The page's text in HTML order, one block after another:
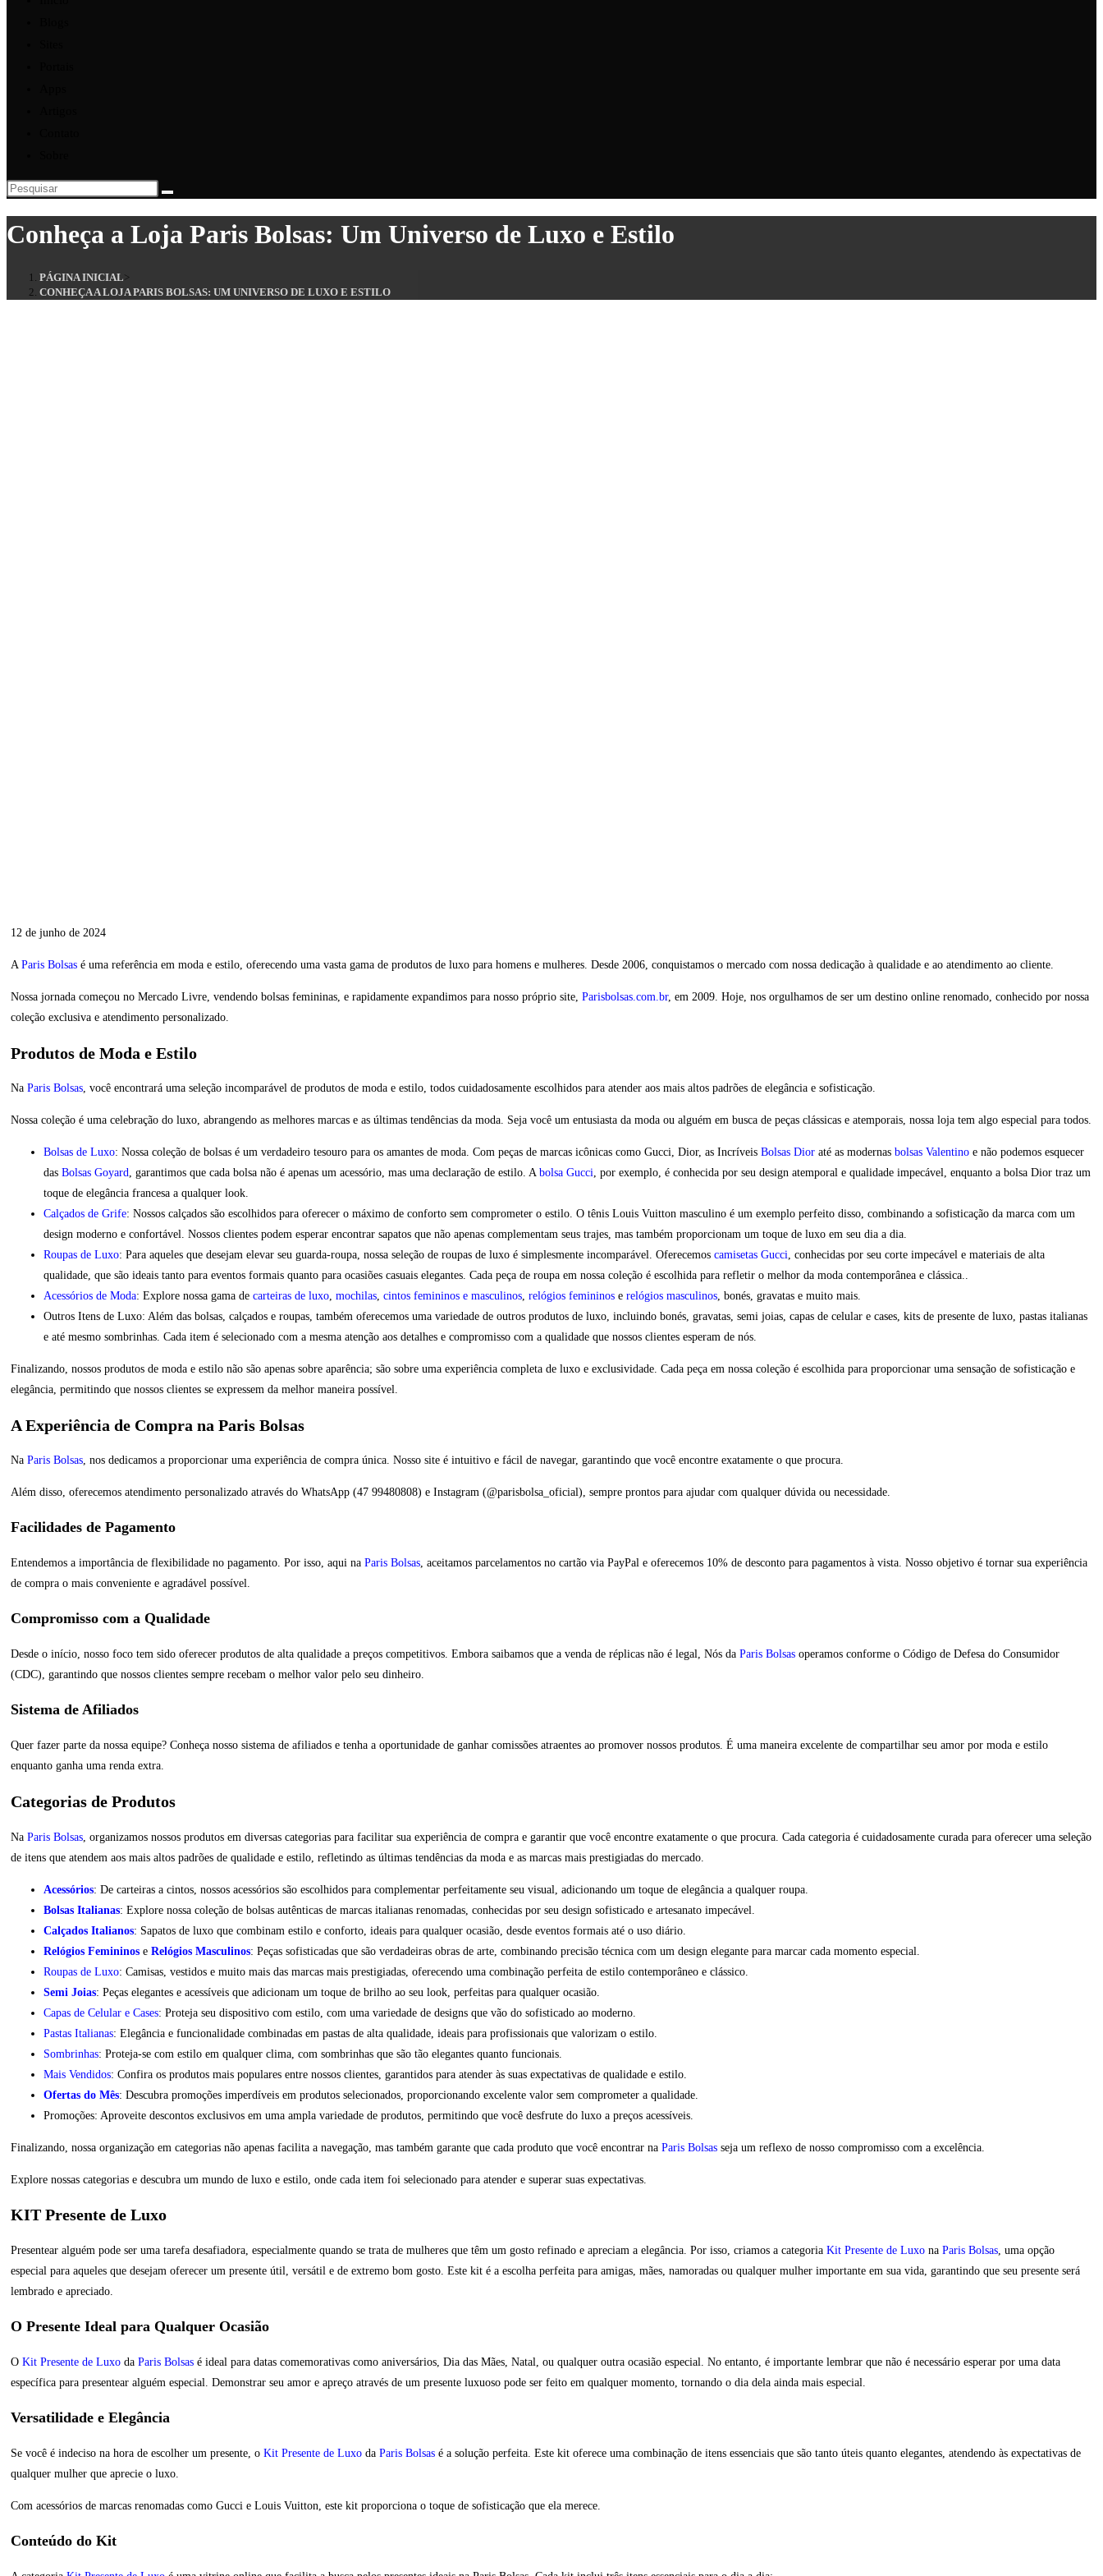
Conheça a Loja Paris Bolsas: Um Universo de Luxo e Estilo
PÁGINA INICIAL >
CONHEÇA A LOJA PARIS BOLSAS: UM UNIVERSO DE LUXO E ESTILO
12 de junho de 2024
A Paris Bolsas é uma referência em moda e estilo, oferecendo uma vasta gama de produtos de luxo para homens e mulheres. Desde 2006, conquistamos o mercado com nossa dedicação à qualidade e ao atendimento ao cliente.
Nossa jornada começou no Mercado Livre, vendendo bolsas femininas, e rapidamente expandimos para nosso próprio site, Parisbolsas.com.br, em 2009. Hoje, nos orgulhamos de ser um destino online renomado, conhecido por nossa
coleção exclusiva e atendimento personalizado.
Produtos de Moda e Estilo
Na Paris Bolsas, você encontrará uma seleção incomparável de produtos de moda e estilo, todos cuidadosamente escolhidos para atender aos mais altos padrões de elegância e sofisticação.
Nossa coleção é uma celebração do luxo, abrangendo as melhores marcas e as últimas tendências da moda. Seja você um entusiasta da moda ou alguém em busca de peças clássicas e atemporais, nossa loja tem algo especial para todos.
Bolsas de Luxo: Nossa coleção de bolsas é um verdadeiro tesouro para os amantes de moda. Com peças de marcas icônicas como Gucci, Dior, as Incríveis Bolsas Dior até as modernas bolsas Valentino e não podemos esquecer
das Bolsas Goyard, garantimos que cada bolsa não é apenas um acessório, mas uma declaração de estilo. A bolsa Gucci, por exemplo, é conhecida por seu design atemporal e qualidade impecável, enquanto a bolsa Dior traz um
toque de elegância francesa a qualquer look.
Calçados de Grife: Nossos calçados são escolhidos para oferecer o máximo de conforto sem comprometer o estilo. O tênis Louis Vuitton masculino é um exemplo perfeito disso, combinando a sofisticação da marca com um
design moderno e confortável. Nossos clientes podem esperar encontrar sapatos que não apenas complementam seus trajes, mas também proporcionam um toque de luxo em seu dia a dia.
Roupas de Luxo: Para aqueles que desejam elevar seu guarda-roupa, nossa seleção de roupas de luxo é simplesmente incomparável. Oferecemos camisetas Gucci, conhecidas por seu corte impecável e materiais de alta
qualidade, que são ideais tanto para eventos formais quanto para ocasiões casuais elegantes. Cada peça de roupa em nossa coleção é escolhida para refletir o melhor da moda contemporânea e clássica..
Acessórios de Moda: Explore nossa gama de carteiras de luxo, mochilas, cintos femininos e masculinos, relógios femininos e relógios masculinos, bonés, gravatas e muito mais.
Outros Itens de Luxo: Além das bolsas, calçados e roupas, também oferecemos uma variedade de outros produtos de luxo, incluindo bonés, gravatas, semi joias, capas de celular e cases, kits de presente de luxo, pastas italianas
e até mesmo sombrinhas. Cada item é selecionado com a mesma atenção aos detalhes e compromisso com a qualidade que nossos clientes esperam de nós.
Finalizando, nossos produtos de moda e estilo não são apenas sobre aparência; são sobre uma experiência completa de luxo e exclusividade. Cada peça em nossa coleção é escolhida para proporcionar uma sensação de sofisticação e
elegância, permitindo que nossos clientes se expressem da melhor maneira possível.
A Experiência de Compra na Paris Bolsas
Na Paris Bolsas, nos dedicamos a proporcionar uma experiência de compra única. Nosso site é intuitivo e fácil de navegar, garantindo que você encontre exatamente o que procura.
Além disso, oferecemos atendimento personalizado através do WhatsApp (47 99480808) e Instagram (@parisbolsa_oficial), sempre prontos para ajudar com qualquer dúvida ou necessidade.
Facilidades de Pagamento
Entendemos a importância de flexibilidade no pagamento. Por isso, aqui na Paris Bolsas, aceitamos parcelamentos no cartão via PayPal e oferecemos 10% de desconto para pagamentos à vista. Nosso objetivo é tornar sua experiência
de compra o mais conveniente e agradável possível.
Compromisso com a Qualidade
Desde o início, nosso foco tem sido oferecer produtos de alta qualidade a preços competitivos. Embora saibamos que a venda de réplicas não é legal, Nós da Paris Bolsas operamos conforme o Código de Defesa do Consumidor
(CDC), garantindo que nossos clientes sempre recebam o melhor valor pelo seu dinheiro.
Sistema de Afiliados
Quer fazer parte da nossa equipe? Conheça nosso sistema de afiliados e tenha a oportunidade de ganhar comissões atraentes ao promover nossos produtos. É uma maneira excelente de compartilhar seu amor por moda e estilo
enquanto ganha uma renda extra.
Categorias de Produtos
Na Paris Bolsas , organizamos nossos produtos em diversas categorias para facilitar sua experiência de compra e garantir que você encontre exatamente o que procura. Cada categoria é cuidadosamente curada para oferecer uma seleção
de itens que atendem aos mais altos padrões de qualidade e estilo, refletindo as últimas tendências da moda e as marcas mais prestigiadas do mercado.
Acessórios: De carteiras a cintos, nossos acessórios são escolhidos para complementar perfeitamente seu visual, adicionando um toque de elegância a qualquer roupa.
Bolsas Italianas: Explore nossa coleção de bolsas autênticas de marcas italianas renomadas, conhecidas por seu design sofisticado e artesanato impecável.
Calçados Italianos: Sapatos de luxo que combinam estilo e conforto, ideais para qualquer ocasião, desde eventos formais até o uso diário.
Relógios Femininos e Relógios Masculinos: Peças sofisticadas que são verdadeiras obras de arte, combinando precisão técnica com um design elegante para marcar cada momento especial.
Roupas de Luxo: Camisas, vestidos e muito mais das marcas mais prestigiadas, oferecendo uma combinação perfeita de estilo contemporâneo e clássico.
Semi Joias: Peças elegantes e acessíveis que adicionam um toque de brilho ao seu look, perfeitas para qualquer ocasião.
Capas de Celular e Cases: Proteja seu dispositivo com estilo, com uma variedade de designs que vão do sofisticado ao moderno.
Pastas Italianas: Elegância e funcionalidade combinadas em pastas de alta qualidade, ideais para profissionais que valorizam o estilo.
Sombrinhas: Proteja-se com estilo em qualquer clima, com sombrinhas que são tão elegantes quanto funcionais.
Mais Vendidos: Confira os produtos mais populares entre nossos clientes, garantidos para atender às suas expectativas de qualidade e estilo.
Ofertas do Mês: Descubra promoções imperdíveis em produtos selecionados, proporcionando excelente valor sem comprometer a qualidade.
Promoções: Aproveite descontos exclusivos em uma ampla variedade de produtos, permitindo que você desfrute do luxo a preços acessíveis.
Finalizando, nossa organização em categorias não apenas facilita a navegação, mas também garante que cada produto que você encontrar na Paris Bolsas seja um reflexo de nosso compromisso com a excelência.
Explore nossas categorias e descubra um mundo de luxo e estilo, onde cada item foi selecionado para atender e superar suas expectativas.
KIT Presente de Luxo
Presentear alguém pode ser uma tarefa desafiadora, especialmente quando se trata de mulheres que têm um gosto refinado e apreciam a elegância. Por isso, criamos a categoria Kit Presente de Luxo na Paris Bolsas , uma opção
especial para aqueles que desejam oferecer um presente útil, versátil e de extremo bom gosto. Este kit é a escolha perfeita para amigas, mães, namoradas ou qualquer mulher importante em sua vida, garantindo que seu presente será
lembrado e apreciado.
O Presente Ideal para Qualquer Ocasião
O Kit Presente de Luxo da Paris Bolsas é ideal para datas comemorativas como aniversários, Dia das Mães, Natal, ou qualquer outra ocasião especial. No entanto, é importante lembrar que não é necessário esperar por uma data
específica para presentear alguém especial. Demonstrar seu amor e apreço através de um presente luxuoso pode ser feito em qualquer momento, tornando o dia dela ainda mais especial.
Versatilidade e Elegância
Se você é indeciso na hora de escolher um presente, o Kit Presente de Luxo da Paris Bolsas é a solução perfeita. Este kit oferece uma combinação de itens essenciais que são tanto úteis quanto elegantes, atendendo às expectativas de
qualquer mulher que aprecie o luxo.
Com acessórios de marcas renomadas como Gucci e Louis Vuitton, este kit proporciona o toque de sofisticação que ela merece.
Conteúdo do Kit